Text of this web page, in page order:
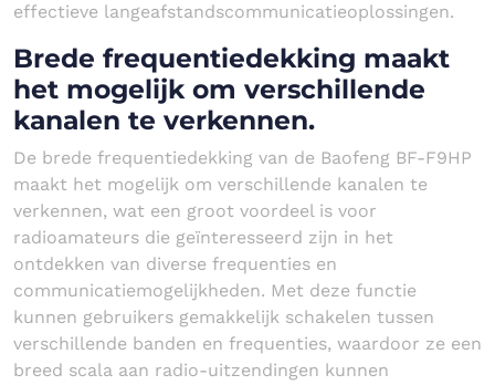
effectieve langeafstandscommunicatieoplossingen.
Brede frequentiedekking maakt
het mogelijk om verschillende
kanalen te verkennen.
De brede frequentiedekking van de Baofeng BF-F9HP
maakt het mogelijk om verschillende kanalen te
verkennen, wat een groot voordeel is voor
radioamateurs die geïnteresseerd zijn in het
ontdekken van diverse frequenties en
communicatiemogelijkheden. Met deze functie
kunnen gebruikers gemakkelijk schakelen tussen
verschillende banden en frequenties, waardoor ze een
breed scala aan radio-uitzendingen kunnen